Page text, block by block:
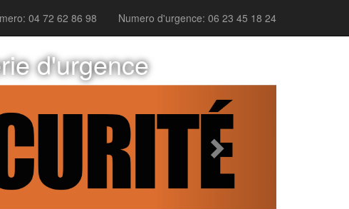
04 72 62 86 98 Numero d'urgence: 06 23 45 18 24
d'urgence
Next